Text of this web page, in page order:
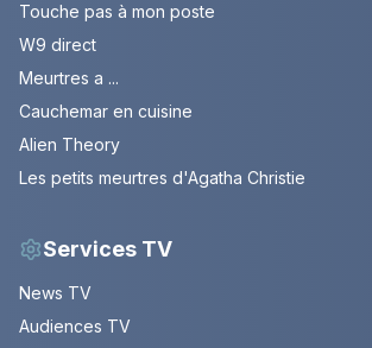
Touche pas à mon poste
W9 direct
Meurtres a ...
Cauchemar en cuisine
Alien Theory
Les petits meurtres d'Agatha Christie
Services TV
News TV
Audiences TV